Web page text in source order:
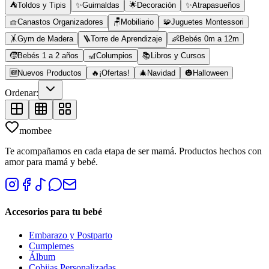
⛺Toldos y Tipis ✨Guirnaldas 🌟Decoración ✨Atrapasueños
🧺Canastos Organizadores 🪑 Mobiliario 🧩Juguetes Montessori
🤸Gym de Madera 🪜Torre de Aprendizaje 👶Bebés 0m a 12m
🧒Bebés 1 a 2 años 🎢Columpios 📚 Libros y Cursos
🆕 Nuevos Productos 🔥 ¡Ofertas! 🎄 Navidad 🎃 Halloween
Ordenar:
mombee
Te acompañamos en cada etapa de ser mamá. Productos hechos con
amor para mamá y bebé.
Accesorios para tu bebé
Embarazo y Postparto
Cumplemes
Álbum